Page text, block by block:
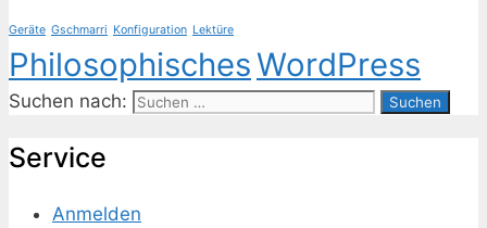
Geräte Gschmarri Konfiguration Lektüre
PhilosophischesWordPress
Suchen nach:
Ser­vice
Anmelden